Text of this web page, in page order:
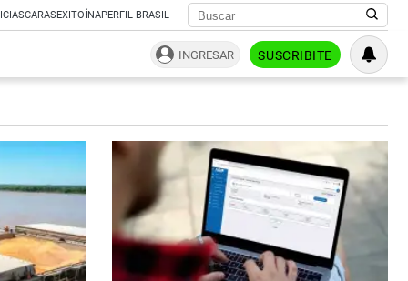
CARASEXITOÍNAPERFIL BRASIL
INGRESAR SUSCRIBITE